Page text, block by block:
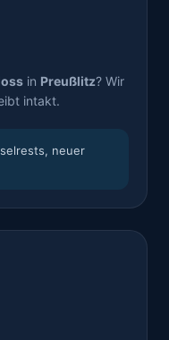
in Preußlitz? Wir
intakt.
neuer